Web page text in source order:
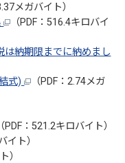
メガバイト）
（PDF：516.4キロバイ
は納期限までに納めまし
式)
（PDF：2.74メガ
（PDF：521.2キロバイト）
イト）
）